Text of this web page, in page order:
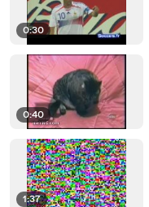
0:30
0:40
1:37